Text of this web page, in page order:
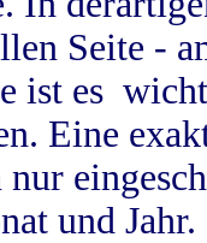
Seite -
ist es
Eine
nur
und Jahr.